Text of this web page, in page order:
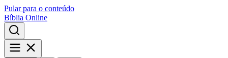
Pular para o conteúdo
Bíblia Online